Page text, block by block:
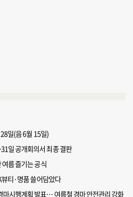
일(음 6월 15일)
일 공개회의서 최종 결판
름 즐기는 공식
뷰티·명품 쓸어담았다
마시행계획 발표… 여름철 경마 안전관리 강화